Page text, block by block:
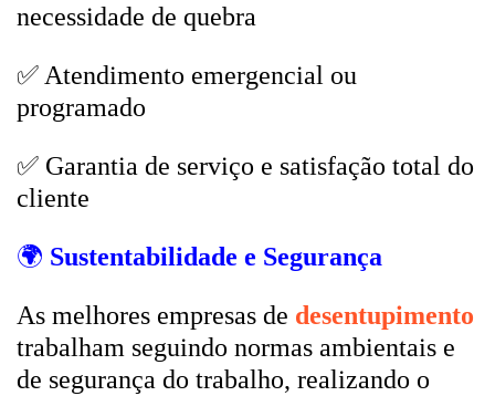
necessidade de quebra
✅ Atendimento emergencial ou
programado
✅ Garantia de serviço e satisfação total do
cliente
🌍 Sustentabilidade e Segurança
As melhores empresas de desentupimento
trabalham seguindo normas ambientais e
de segurança do trabalho, realizando o